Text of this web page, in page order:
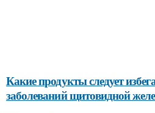
Какие продукты следует
заболеваний щитовидной